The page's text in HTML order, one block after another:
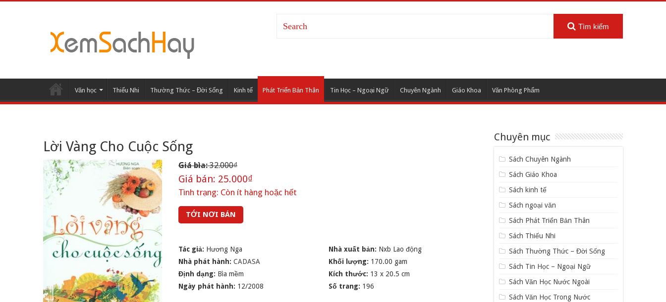
Tìm kiếm
Văn học Thiếu Nhi Thường Thức – Đời Sống Kinh tế Phát Triển Bản Thân Tin Học – Ngoại Ngữ Chuyên Ngành Giáo Khoa Văn Phòng Phẩm
Lời Vàng Cho Cuộc Sống
Giá bìa:32.000₫
Giá bán: 25.000₫
Tình trạng: Còn ít hàng hoặc hết
TỚI NƠI BÁN
Tác giả: Hương Nga Nhà xuất bản: Nxb Lao động
Nhà phát hành: CADASA Khối lượng: 170.00 gam
Định dạng: Bìa mềm Kích thước: 13 x 20.5 cm
Ngày phát hành: 12/2008 Số trang: 196
Chuyên mục
Sách Chuyên Ngành
Sách Giáo Khoa
Sách kinh tế
Sách ngoại văn
Sách Phát Triển Bản Thân
Sách Thiếu Nhi
Sách Thường Thức – Đời Sống
Sách Tin Học – Ngoại Ngữ
Sách Văn Học Nước Ngoài
Sách Văn Học Trong Nước